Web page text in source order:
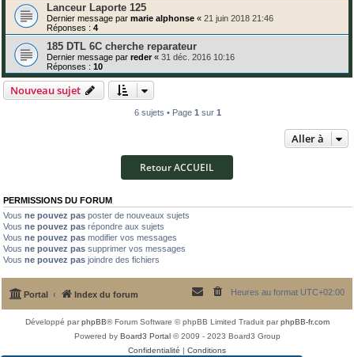
Lanceur Laporte 125
Dernier message par marie alphonse « 21 juin 2018 21:46
Réponses : 4
185 DTL 6C cherche reparateur
Dernier message par reder « 31 déc. 2016 10:16
Réponses : 10
Nouveau sujet
6 sujets • Page 1 sur 1
Aller à
Retour ACCUEIL
PERMISSIONS DU FORUM
Vous ne pouvez pas poster de nouveaux sujets
Vous ne pouvez pas répondre aux sujets
Vous ne pouvez pas modifier vos messages
Vous ne pouvez pas supprimer vos messages
Vous ne pouvez pas joindre des fichiers
Portal Index du forum Heures au format UTC+02:00
Développé parphpBB® Forum Software © phpBB Limited Traduit parphpBB-fr.com
Powered by Board3 Portal© 2009 - 2023 Board3 Group
Confidentialité | Conditions